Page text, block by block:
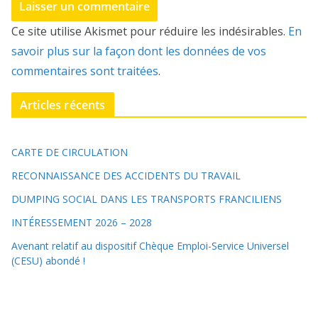
Ce site utilise Akismet pour réduire les indésirables. En
savoir plus sur la façon dont les données de vos
commentaires sont traitées.
Articles récents
CARTE DE CIRCULATION
RECONNAISSANCE DES ACCIDENTS DU TRAVAIL
DUMPING SOCIAL DANS LES TRANSPORTS FRANCILIENS
INTÉRESSEMENT 2026 – 2028
Avenant relatif au dispositif Chèque Emploi-Service Universel
(CESU) abondé !